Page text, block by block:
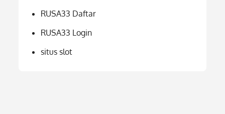
RUSA33 Daftar
RUSA33 Login
situs slot